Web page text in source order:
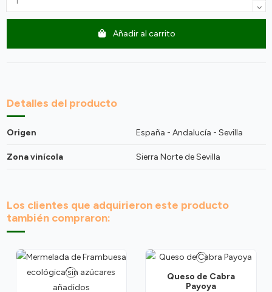
Añadir al carrito
Detalles del producto
Origen España - Andalucía - Sevilla
Zona vinícola Sierra Norte de Sevilla
Los clientes que adquirieron este producto
también compraron:
Queso de Cabra
Payoya